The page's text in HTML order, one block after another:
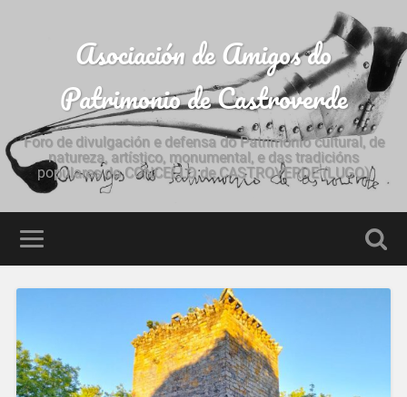
Asociación de Amigos do
Patrimonio de Castroverde
Foro de divulgación e defensa do Patrimonio cultural, de
natureza, artístico, monumental, e das tradicións
populares do CONCELLO de CASTROVERDE (LUGO)